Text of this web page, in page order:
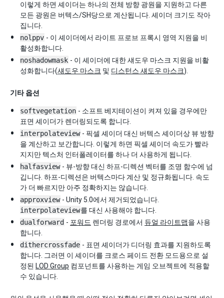
이렇게 하면 셰이더는 하나의 전체 방향 광원을 지원하고 다른
모든 광원은 버텍스/SH당으로 계산됩니다. 셰이더 크기도 작아
집니다.
nolppv - 이 셰이더에서 라이트 프로브 프록시 영역 지원을 비
활성화합니다.
noshadowmask - 이 셰이더에 대한 섀도우 마스크 지원을 비활
성화합니다(섀도우 마스크 및 디스턴스 섀도우 마스크).
기타 옵션
softvegetation - 소프트 베지테이션이 켜져 있을 경우에만
표면 셰이더가 렌더링되도록 합니다.
interpolateview - 픽셀 셰이더 대신 버텍스 셰이더상 뷰 방향
을 계산하고 보간합니다. 이렇게 하면 픽셀 셰이더 속도가 빨라
지지만 텍스처 인터폴레이터를 하나 더 사용하게 됩니다.
halfasview - 뷰-방향 대신 하프-디렉션 벡터를 조명 함수에 넘
깁니다. 하프-디렉션은 버텍스마다 계산 및 정규화됩니다. 속도
가 더 빠르지만 아주 정확하지는 않습니다.
approxview - Unity 5.0에서 제거되었습니다.
interpolateview를 대신 사용해야 합니다.
dualforward - 포워드 렌더링 경로에서 듀얼 라이트맵을 사용
합니다.
dithercrossfade - 표면 셰이더가 디더링 효과를 지원하도록
합니다. 그러면 이 셰이더를 크로스 페이드 전환 모드용으로 설
정된 LOD Group 컴포넌트를 사용하는 게임 오브젝트에 적용할
수 있습니다.